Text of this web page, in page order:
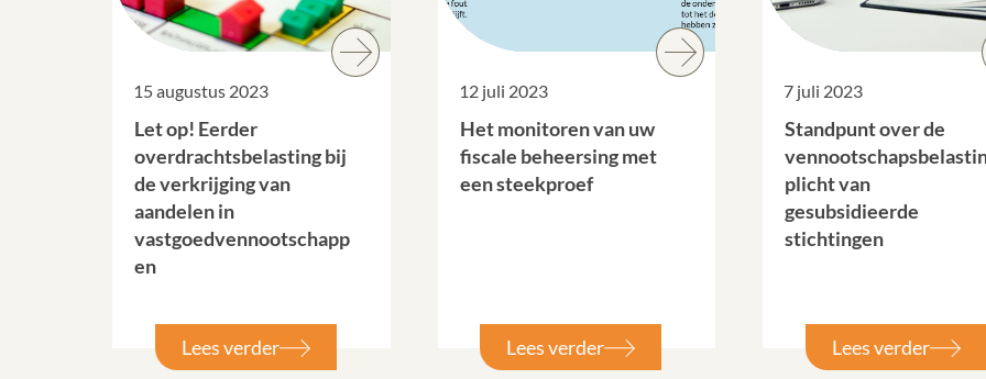
15 augustus 2023
Let op! Eerder
overdrachtsbelasting bij
de verkrijging van
aandelen in
vastgoedvennootschapp
en
Lees verder
12 juli 2023
Het monitoren van uw
fiscale beheersing met
een steekproef
Lees verder
7 juli 2023
Standpunt over de
plicht van
gesubsidieerde
stichtingen
Lees verder